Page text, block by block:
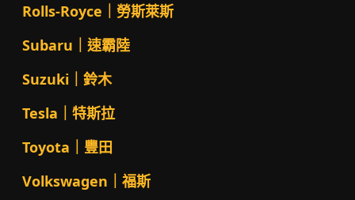
Rolls-Royce｜勞斯萊斯
Subaru｜速霸陸
Suzuki｜鈴木
Tesla｜特斯拉
Toyota｜豐田
Volkswagen｜福斯